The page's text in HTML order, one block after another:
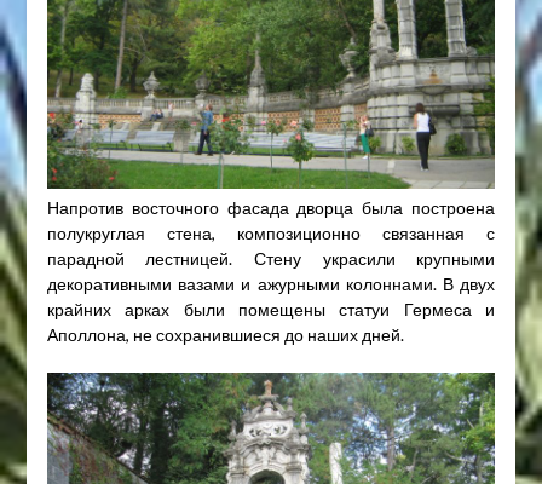
Напротив восточного фасада дворца была построена
полукруглая стена, композиционно связанная с
парадной лестницей. Стену украсили крупными
декоративными вазами и ажурными колоннами. В двух
крайних арках были помещены статуи Гермеса и
Аполлона, не сохранившиеся до наших дней.